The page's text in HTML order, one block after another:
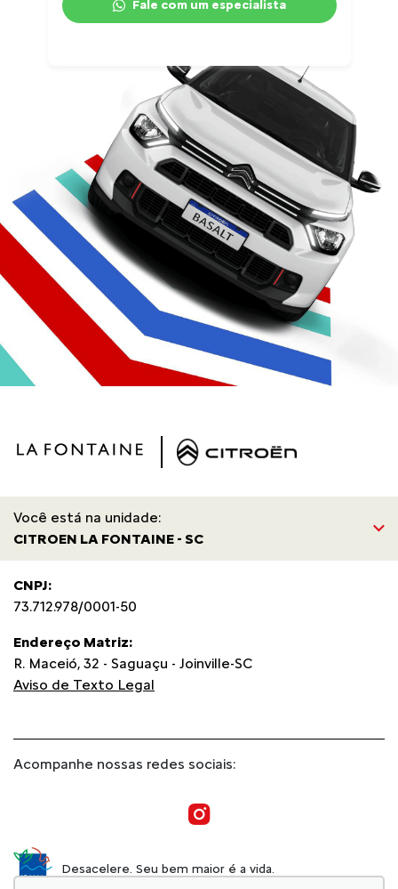
Fale com um especialista
Você está na unidade:
CITROEN LA FONTAINE - SC
CNPJ:
73.712.978/0001-50
Endereço Matriz:
R. Maceió, 32 - Saguaçu - Joinville-SC
Aviso de Texto Legal
Acompanhe nossas redes sociais:
Desacelere. Seu bem maior é a vida.